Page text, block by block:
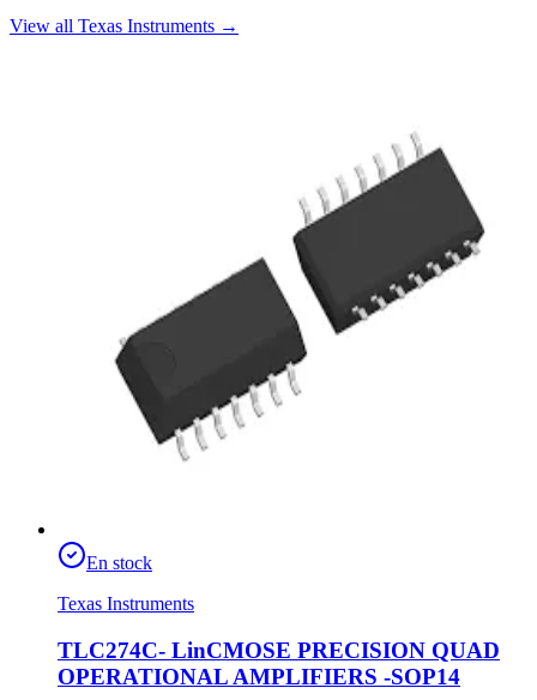
View all Texas Instruments →
En stock
Texas Instruments
TLC274C- LinCMOSE PRECISION QUAD
OPERATIONAL AMPLIFIERS -SOP14